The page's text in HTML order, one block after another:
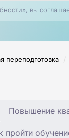
вы
переподготовка /
Повышение
пройти